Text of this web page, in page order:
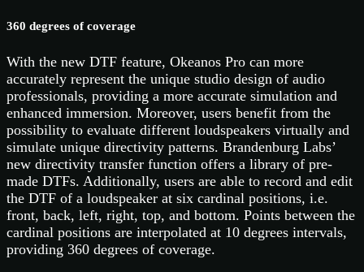
360 degrees of coverage
With the new DTF feature, Okeanos Pro can more
accurately represent the unique studio design of audio
professionals, providing a more accurate simulation and
enhanced immersion. Moreover, users benefit from the
possibility to evaluate different loudspeakers virtually and
simulate unique directivity patterns. Brandenburg Labs’
new directivity transfer function offers a library of pre-
made DTFs. Additionally, users are able to record and edit
the DTF of a loudspeaker at six cardinal positions, i.e.
front, back, left, right, top, and bottom. Points between the
cardinal positions are interpolated at 10 degrees intervals,
providing 360 degrees of coverage.